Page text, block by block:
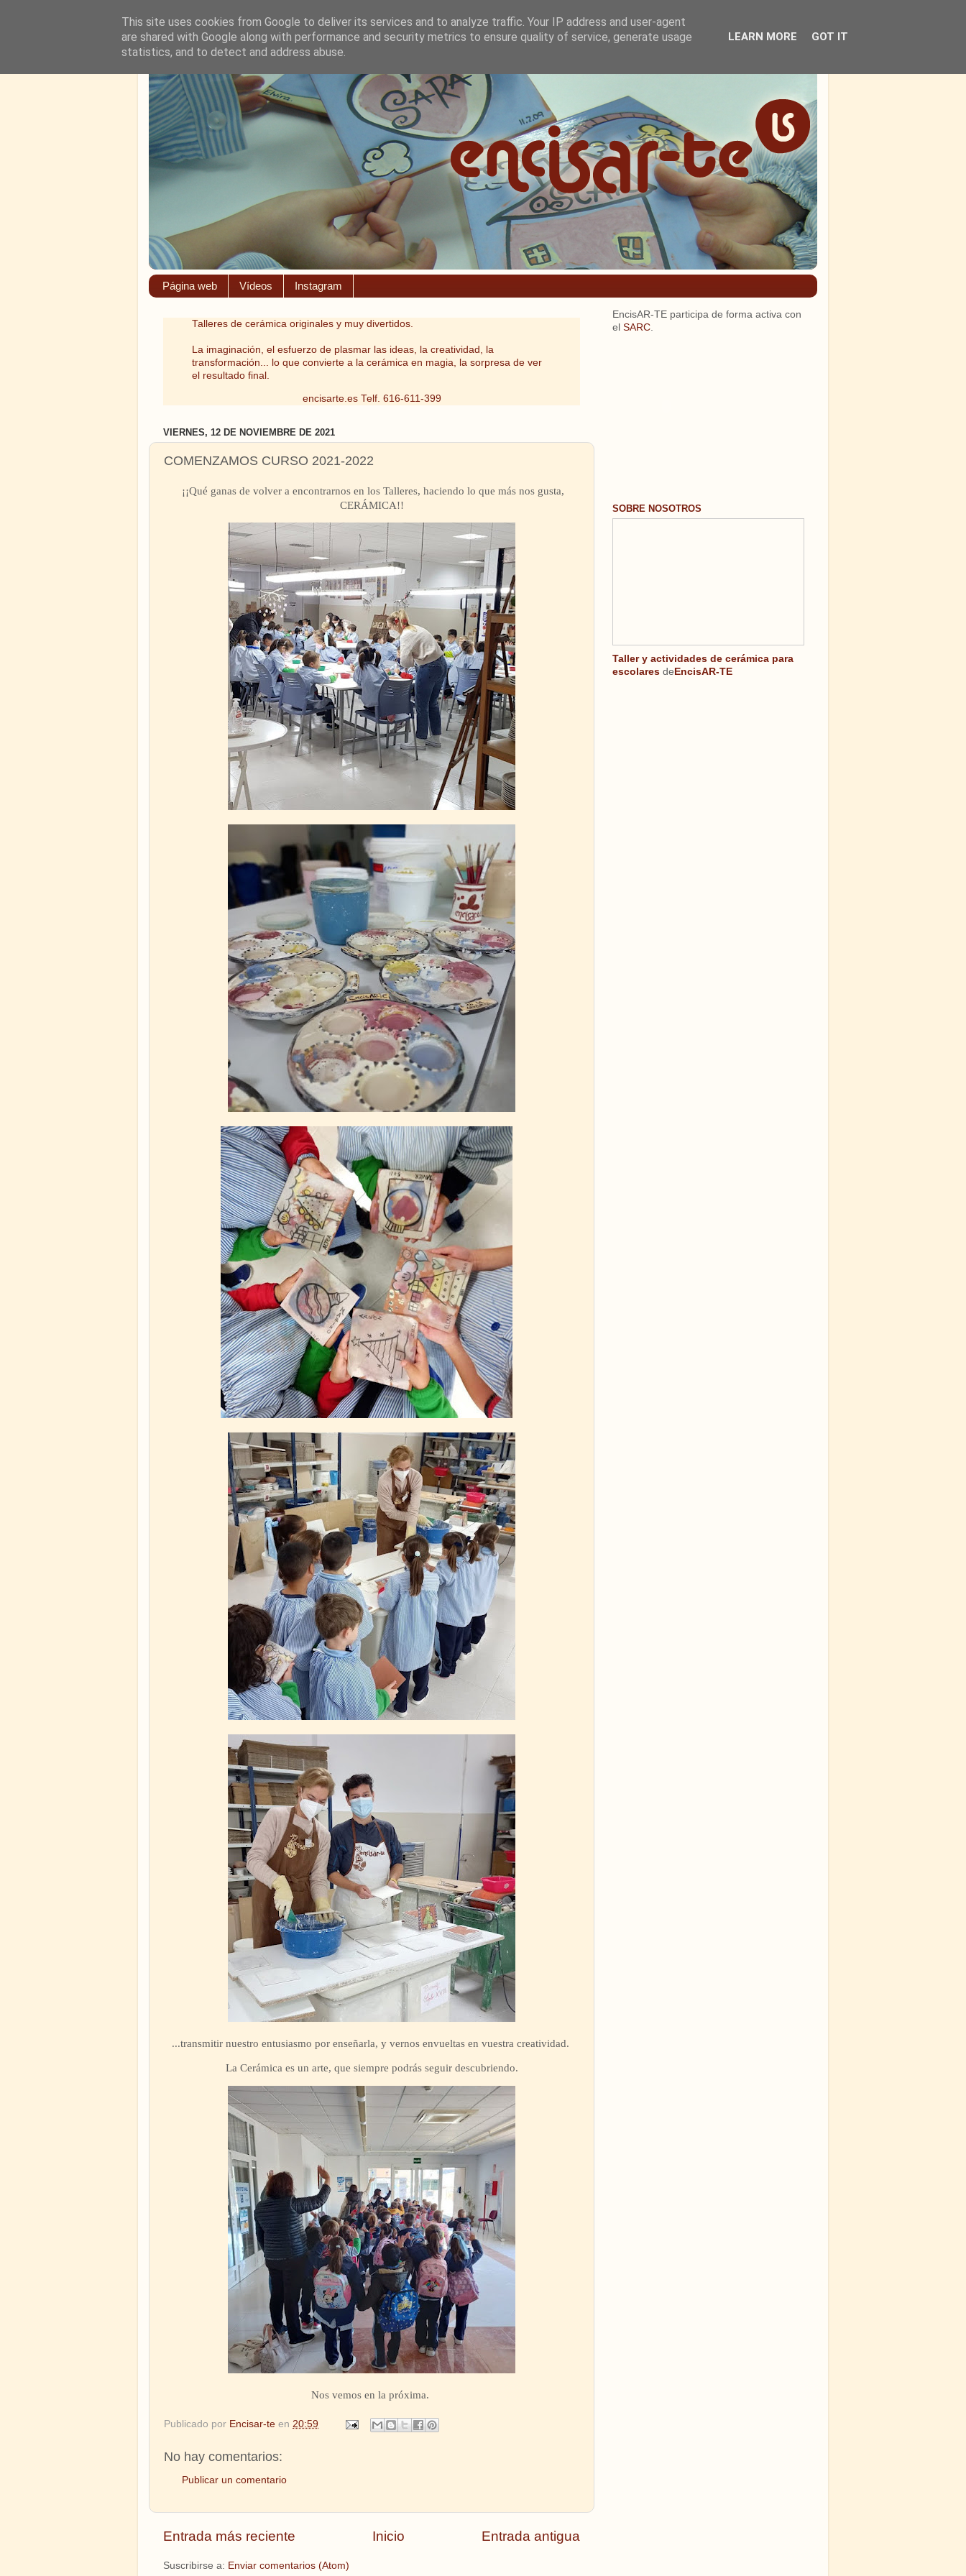
Página web Vídeos Instagram
Talleres de cerámica originales y muy divertidos.
La imaginación, el esfuerzo de plasmar las ideas, la creatividad, la
transformación... lo que convierte a la cerámica en magia, la sorpresa de ver
el resultado final.
encisarte.es Telf. 616-611-399
VIERNES, 12 DE NOVIEMBRE DE 2021
COMENZAMOS CURSO 2021-2022
¡¡Qué ganas de volver a encontrarnos en los Talleres, haciendo lo que más nos gusta,
CERÁMICA!!
...transmitir nuestro entusiasmo por enseñarla, y vernos envueltas en vuestra creatividad.
La Cerámica es un arte, que siempre podrás seguir descubriendo.
Nos vemos en la próxima.
Publicado por Encisar-te en 20:59
No hay comentarios:
Publicar un comentario
Entrada más reciente Entrada antigua
Inicio
Suscribirse a: Enviar comentarios (Atom)
EncisAR-TE participa de forma activa con
el SARC
SOBRE NOSOTROS
Taller y actividades de cerámica para
escolares de EncisAR-TE
This site uses cookies from Google to deliver its services and to analyze traffic. Your IP address and user-agent
are shared with Google along with performance and security metrics to ensure quality of service, generate usage
statistics, and to detect and address abuse.
LEARN MORE GOT IT